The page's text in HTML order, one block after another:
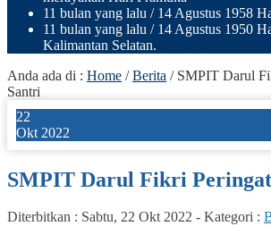
11 bulan yang lalu / 14 Agustus 1958
11 bulan yang lalu / 14 Agustus 1950
Kalimantan Selatan.
Anda ada di : Home /Berita / SMPIT Darul
Santri
22
Okt 2022
SMPIT Darul Fikri
Diterbitkan : Sabtu, 22 Okt 2022 - Kategori :